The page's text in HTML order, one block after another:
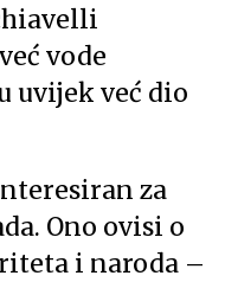
vode
uvijek već dio
za
Ono ovisi o
i naroda –